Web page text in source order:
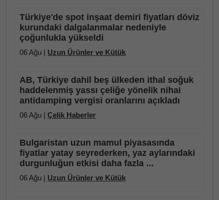
Türkiye'de spot inşaat demiri fiyatları döviz
kurundaki dalgalanmalar nedeniyle
çoğunlukla yükseldi
06 Ağu | Uzun Ürünler ve Kütük
AB, Türkiye dahil beş ülkeden ithal soğuk
haddelenmiş yassı çeliğe yönelik nihai
antidamping vergisi oranlarını açıkladı
06 Ağu | Çelik Haberler
Bulgaristan uzun mamul piyasasında
fiyatlar yatay seyrederken, yaz aylarındaki
durgunluğun etkisi daha fazla ...
06 Ağu | Uzun Ürünler ve Kütük